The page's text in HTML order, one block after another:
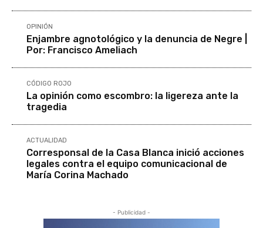
OPINIÓN
Enjambre agnotológico y la denuncia de Negre |
Por: Francisco Ameliach
CÓDIGO ROJO
La opinión como escombro: la ligereza ante la
tragedia
ACTUALIDAD
Corresponsal de la Casa Blanca inició acciones
legales contra el equipo comunicacional de
María Corina Machado
- Publicidad -